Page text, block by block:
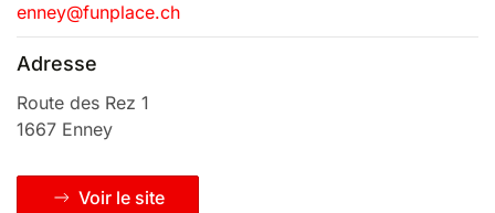
enney@funplace.ch
Adresse
Route des Rez 1
1667 Enney
Voir le site